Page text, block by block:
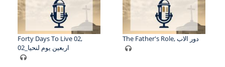
Forty Days To Live 02,
اربعين يوم لنحيا_02
The Father's Role, دور الاب